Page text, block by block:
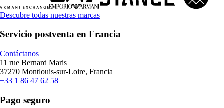
Descubre todas nuestras marcas
Servicio postventa en Francia
Contáctanos
11 rue Bernard Maris
37270 Montlouis-sur-Loire, Francia
+33 1 86 47 62 58
Pago seguro